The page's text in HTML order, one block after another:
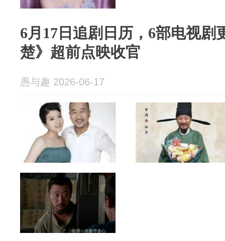
6月17日追剧日历，6部电视剧
楚》超前点映收官
愚与趣 2026-06-17